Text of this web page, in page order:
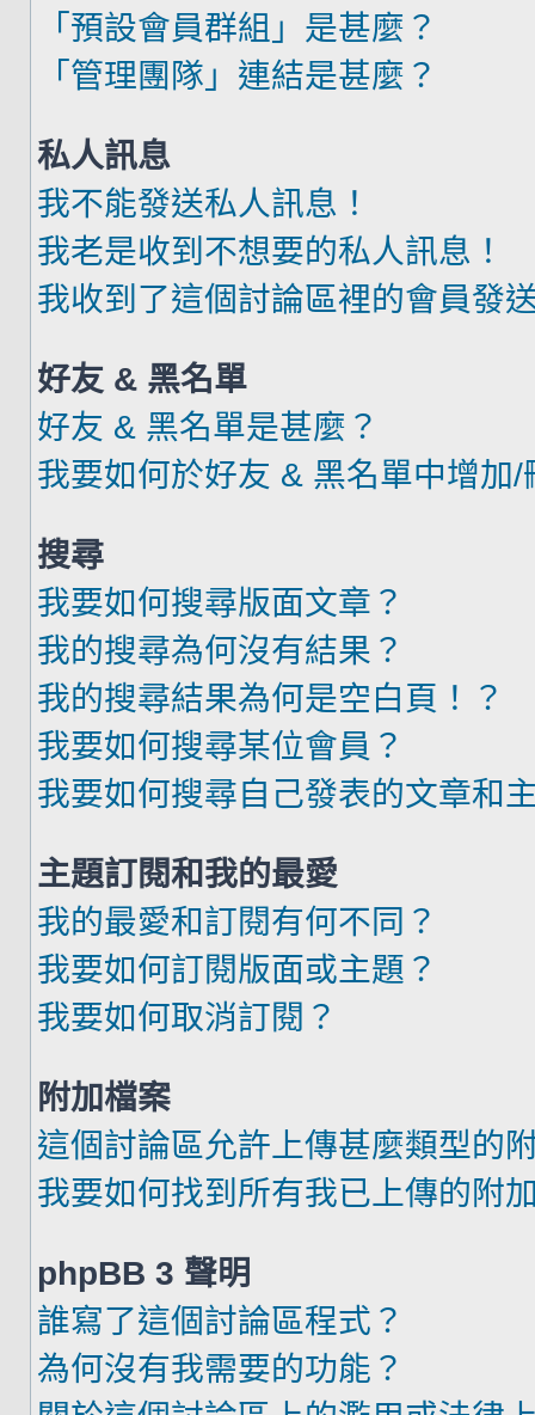
「預設會員群組」是甚麼？
「管理團隊」連結是甚麼？
私人訊息
我不能發送私人訊息！
我老是收到不想要的私人訊息！
我收到了這個討論區裡的會員發
好友 & 黑名單
好友 & 黑名單是甚麼？
我要如何於好友 & 黑名單中增加/
搜尋
我要如何搜尋版面文章？
我的搜尋為何沒有結果？
我的搜尋結果為何是空白頁！？
我要如何搜尋某位會員？
我要如何搜尋自己發表的文章和
主題訂閱和我的最愛
我的最愛和訂閱有何不同？
我要如何訂閱版面或主題？
我要如何取消訂閱？
附加檔案
這個討論區允許上傳甚麼類型的
我要如何找到所有我已上傳的附
phpBB 3 聲明
誰寫了這個討論區程式？
為何沒有我需要的功能？